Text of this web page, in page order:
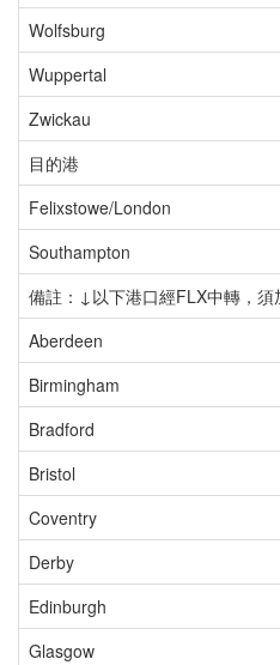
Wolfsburg
Wuppertal
Zwickau
目的港
Felixstowe/London
Southampton
備註：↓以下港口經FLX中轉，
Aberdeen
Birmingham
Bradford
Bristol
Coventry
Derby
Edinburgh
Glasgow